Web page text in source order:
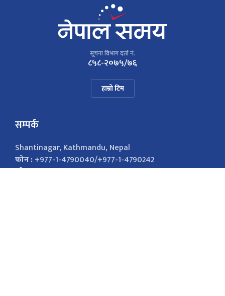
सूचना विभाग दर्ता नं.
८५८-२०७५/७६
हाम्रो टिम
सम्पर्क
Shantinagar, Kathmandu, Nepal
फोन :+977-1-4790040/+977-1-4790242
इमेल :nepalsamayanews@gmail.com